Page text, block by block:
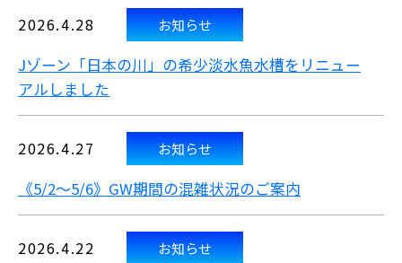
2026.4.28 お知らせ
Jゾーン「日本の川」の希少淡水魚水槽をリニュー
アルしました
2026.4.27 お知らせ
《5/2～5/6》GW期間の混雑状況のご案内
2026.4.22 お知らせ